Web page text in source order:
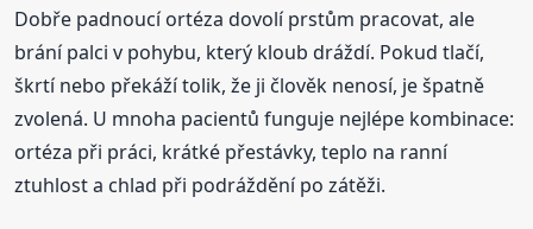
Dobře padnoucí ortéza dovolí prstům pracovat, ale
brání palci v pohybu, který kloub dráždí. Pokud tlačí,
škrtí nebo překáží tolik, že ji člověk nenosí, je špatně
zvolená. U mnoha pacientů funguje nejlépe kombinace:
ortéza při práci, krátké přestávky, teplo na ranní
ztuhlost a chlad při podráždění po zátěži.